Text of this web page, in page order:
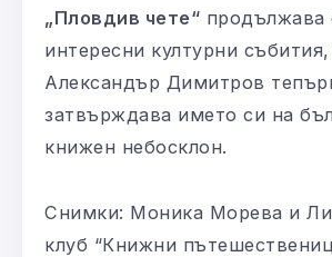
„Пловдив чете“ продължава
интересни културни събития,
Александър Димитров
затвърждава името си на
книжен небосклон.
Снимки: Моника Морева и
клуб “Книжни